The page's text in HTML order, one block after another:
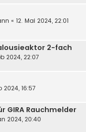
« 12. Mai 2024, 22:01
2-fach
2024, 22:07
2024, 16:57
GIRA Rauchmelder
2024, 20:40